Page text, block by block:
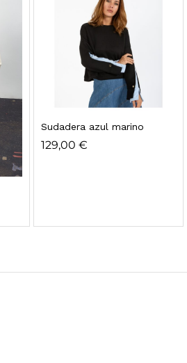
Sudadera azul marino
129,00 €